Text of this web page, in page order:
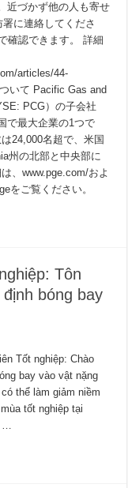
近づかず他の人も寄せ
に連絡してくださ
確認できます。 詳細
articles/44-
いて Pacific Gas and
PCG）の子会社
で最大企業の1つで
24,000名超で、米国
州の北部と中央部に
、www.pge.com/およ
をご覧ください。
Tôn
bóng bay
Tốt nghiệp: Chào
bay vào vật nặng
thể làm giảm niềm
tốt nghiệp tại
…